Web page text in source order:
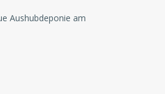
Aushubdeponie am